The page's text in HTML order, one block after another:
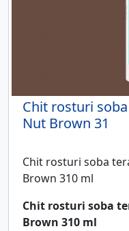
Chit rosturi soba
Nut Brown 31
Chit rosturi soba
Brown 310 ml
Chit rosturi soba
Brown 310 ml